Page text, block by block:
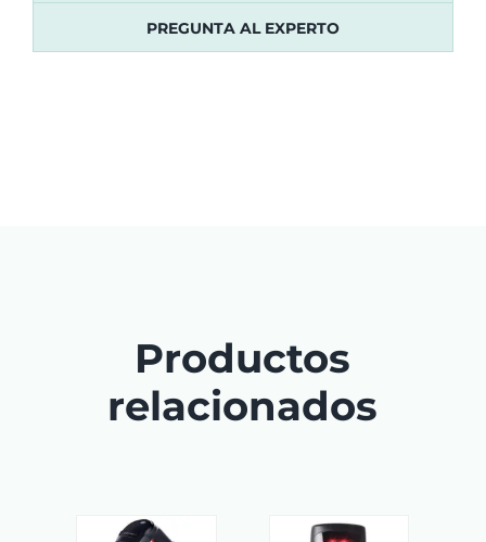
PREGUNTA AL EXPERTO
Productos
relacionados